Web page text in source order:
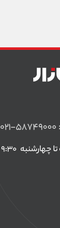
۰۲۱-۵۸۷۴۹۰۰۰
چهارشنبه